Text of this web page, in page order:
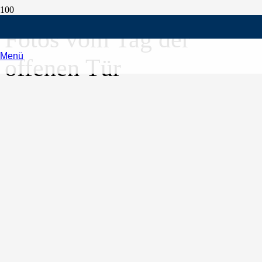
Menü
Fotos vom Tag der
offenen Tür